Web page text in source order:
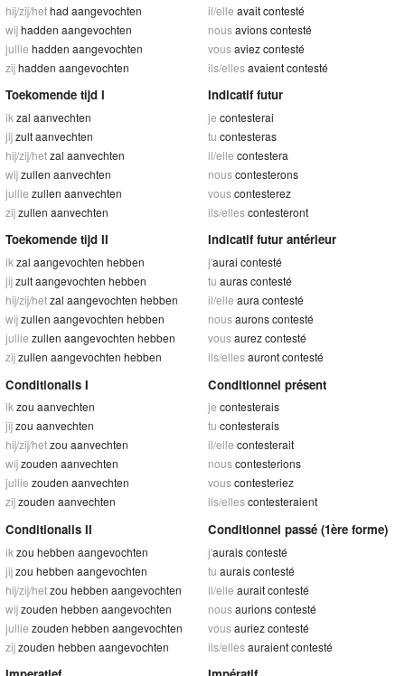
hij/zij/hethad aangevochten
wijhadden aangevochten
jullie hadden aangevochten
zijhadden aangevochten
il/elle avait contesté
nousavions contesté
vousaviez contesté
ils/ellesavaient contesté
Toekomende tijd I
ik zal aanvechten
jijzult aanvechten
hij/zij/hetzal aanvechten
wijzullen aanvechten
jullie zullen aanvechten
zijzullen aanvechten
Indicatif futur
je contesterai
tu contesteras
il/elle contestera
nouscontesterons
vouscontesterez
ils/ellescontesteront
Toekomende tijd II
ik zal aangevochten hebben
jijzult aangevochten hebben
hij/zij/hetzal aangevochten hebben
wijzullen aangevochten hebben
jullie zullen aangevochten hebben
zijzullen aangevochten hebben
Indicatif futur antérieur
j'aurai contesté
tu auras contesté
il/elle aura contesté
nousaurons contesté
vousaurez contesté
ils/ellesauront contesté
Conditionalis I
ik zou aanvechten
jijzou aanvechten
hij/zij/hetzou aanvechten
wijzouden aanvechten
jullie zouden aanvechten
zijzouden aanvechten
Conditionnel présent
je contesterais
tu contesterais
il/elle contesterait
nouscontesterions
vouscontesteriez
ils/ellescontesteraient
Conditionalis II
ik zou hebben aangevochten
jijzou hebben aangevochten
hij/zij/hetzou hebben aangevochten
wijzouden hebben aangevochten
jullie zouden hebben aangevochten
zijzouden hebben aangevochten
Conditionnel passé (1ère forme)
j'aurais contesté
tu aurais contesté
il/elle aurait contesté
nousaurions contesté
vousauriez contesté
ils/ellesauraient contesté